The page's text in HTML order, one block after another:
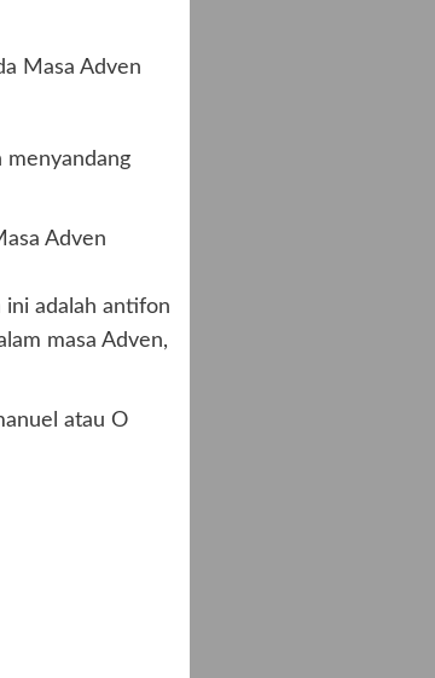
Masa Adven
menyandang
Adven
adalah antifon
masa Adven,
atau O